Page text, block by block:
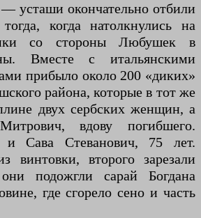
— усташи окончательно отбили
когда натолкнулись на
со стороны Любушек в
Вместе с итальянскими
прибыло около 200 «диких»
района, которые в тот же
двух сербских женщин, а
вдову погибшего.
Сава Стеванович, 75 лет.
винтовки, второго зарезали
подожгли сарай Богдана
где сгорело сено и часть